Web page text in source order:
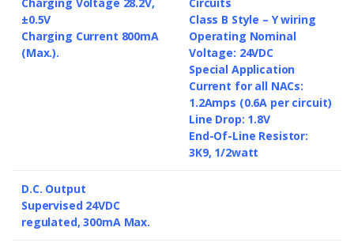
±0.5V
Charging Current 800mA
(Max.).
Class B Style – Y wiring
Operating Nominal
Voltage: 24VDC
Special Application
Current for all NACs:
1.2Amps (0.6A per circuit)
Line Drop: 1.8V
End-Of-Line Resistor:
3K9, 1/2watt
D.C. Output
Supervised 24VDC
regulated, 300mA Max.